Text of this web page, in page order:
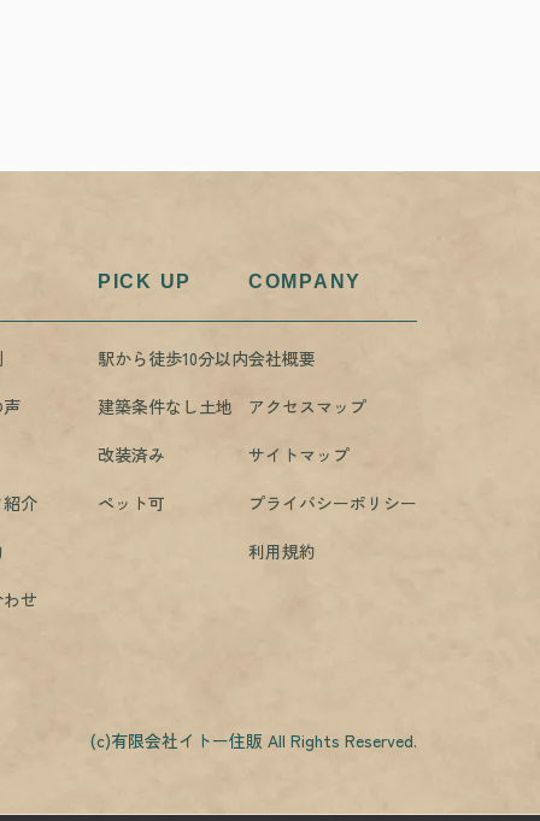
介
せ
PICK UP
駅から徒歩10分以内
建築条件なし土地
改装済み
ペット可
COMPANY
会社概要
アクセスマップ
サイトマップ
プライバシーポリシー
利用規約
(c)有限会社イトー住販 All Rights Reserved.